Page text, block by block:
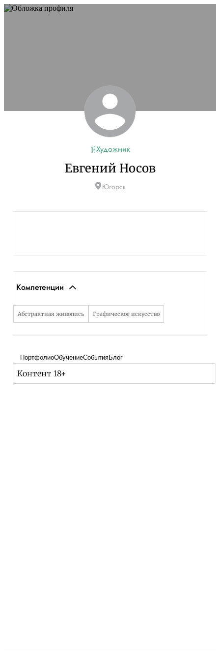
Художник
Евгений Носов
Югорск
Компетенции
Абстрактная живопись Графическое искусство
ПортфолиоОбучениеСобытияБлог
Контент 18+